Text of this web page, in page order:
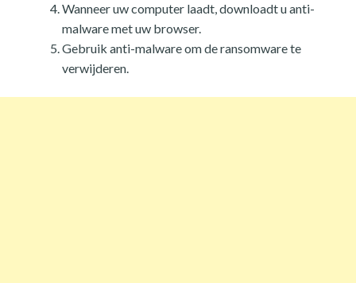
Wanneer uw computer laadt, downloadt u anti-
malware met uw browser.
Gebruik anti-malware om de ransomware te
verwijderen.